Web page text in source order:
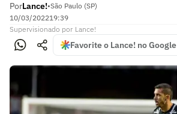
PorLance!•São Paulo (SP)
10/03/202219:39
Supervisionado por Lance!
Favorite o Lance! no Google